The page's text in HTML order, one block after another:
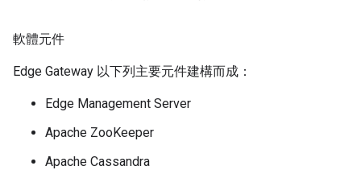
軟體元件
Edge Gateway 以下列主要元件建構而成：
Edge Management Server
Apache ZooKeeper
Apache Cassandra